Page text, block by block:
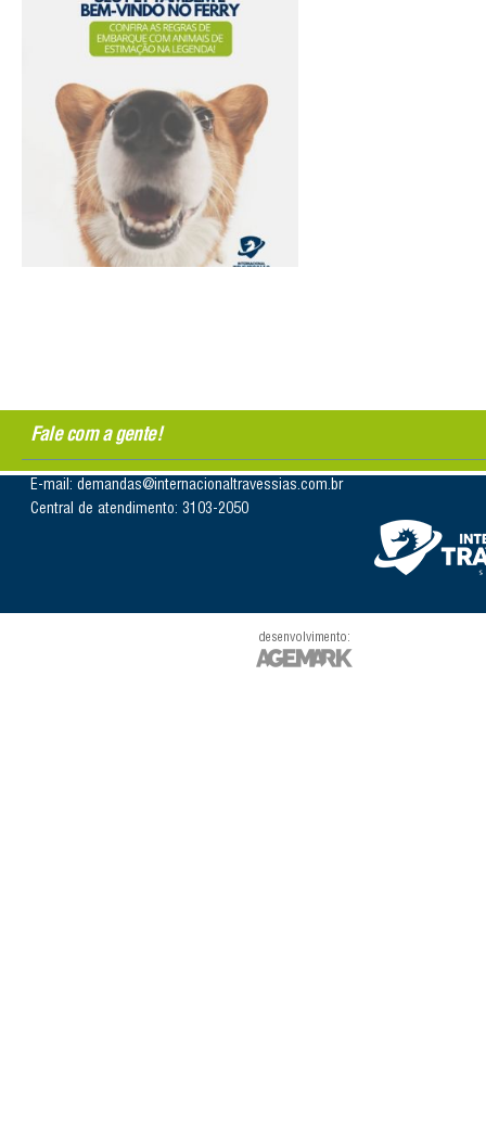
Fale com a gente!
E-mail: demandas@internacionaltravessias.com.br
Central de atendimento: 3103-2050
desenvolvimento: